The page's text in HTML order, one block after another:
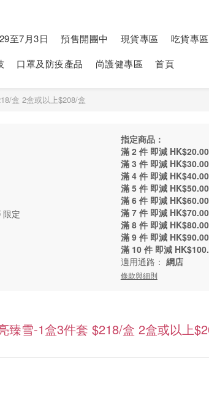
至7月3日 預售開團中 現貨專區 吃貨專區
口罩及防疫產品 尚護健專區 首頁
盒 2盒或以上$208/盒
限定
指定商品：
滿 2 件 即減 HK$20.00
滿 3 件 即減 HK$30.00
滿 4 件 即減 HK$40.00
滿 5 件 即減 HK$50.00
滿 6 件 即減 HK$60.00
滿 7 件 即減 HK$70.00
滿 8 件 即減 HK$80.00
滿 9 件 即減 HK$90.00
滿 10 件 即減
適用通路： 網店
條款與細則
臻雪-1盒3件套 $218/盒 2盒或以上